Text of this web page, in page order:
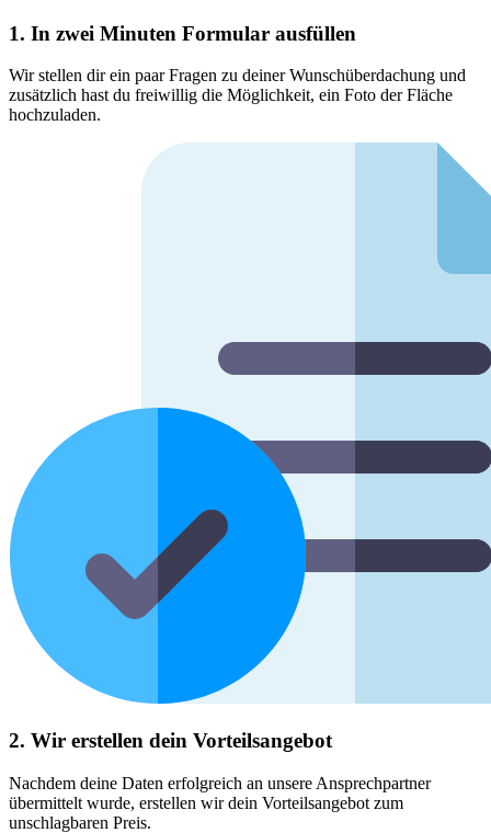
1. In zwei Minuten Formular ausfüllen
Wir stellen dir ein paar Fragen zu deiner Wunschüberdachung und
zusätzlich hast du freiwillig die Möglichkeit, ein Foto der Fläche
hochzuladen.
2. Wir erstellen dein Vorteilsangebot
Nachdem deine Daten erfolgreich an unsere Ansprechpartner
übermittelt wurde, erstellen wir dein Vorteilsangebot zum
unschlagbaren Preis.